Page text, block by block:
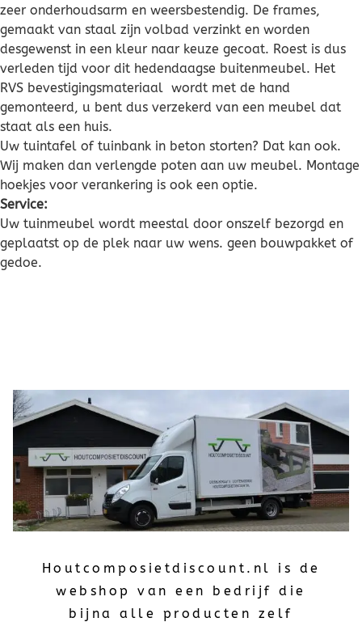
zeer onderhoudsarm en weersbestendig. De frames,
gemaakt van staal zijn volbad verzinkt en worden
desgewenst in een kleur naar keuze gecoat. Roest is dus
verleden tijd voor dit hedendaagse buitenmeubel. Het
RVS bevestigingsmateriaal wordt met de hand
gemonteerd, u bent dus verzekerd van een meubel dat
staat als een huis.
Uw tuintafel of tuinbank in beton storten? Dat kan ook.
Wij maken dan verlengde poten aan uw meubel. Montage
hoekjes voor verankering is ook een optie.
Service:
Uw tuinmeubel wordt meestal door onszelf bezorgd en
geplaatst op de plek naar uw wens. geen bouwpakket of
gedoe.
Houtcomposietdiscount.nl is de
webshop van een bedrijf die
bijna alle producten zelf